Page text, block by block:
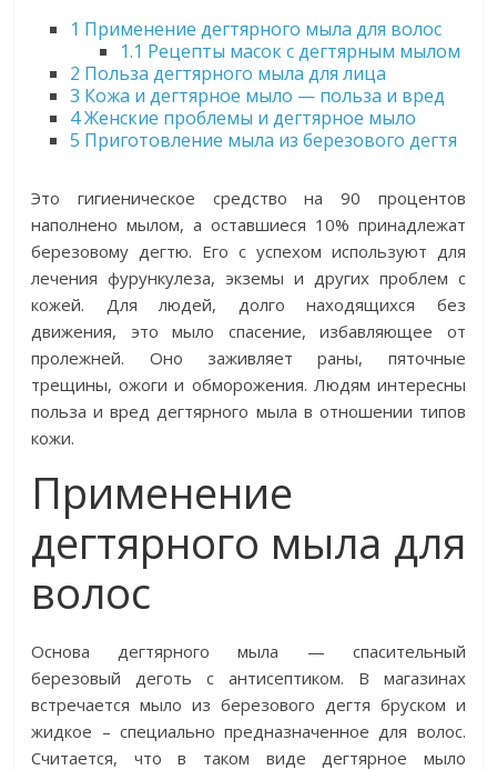
1 Применение дегтярного мыла для волос
1.1 Рецепты масок с дегтярным мылом
2 Польза дегтярного мыла для лица
3 Кожа и дегтярное мыло — польза и вред
4Женские проблемы и дегтярное мыло
5 Приготовление мыла из березового дегтя
Это гигиеническое средство на 90 процентов
наполнено мылом, а оставшиеся 10% принадлежат
березовому дегтю. Его с успехом используют для
лечения фурункулеза, экземы и других проблем с
кожей. Для людей, долго находящихся без
движения, это мыло спасение, избавляющее от
пролежней. Оно заживляет раны, пяточные
трещины, ожоги и обморожения. Людям интересны
польза и вред дегтярного мыла в отношении типов
кожи.
Применение
дегтярного мыла для
волос
Основа дегтярного мыла — спасительный
березовый деготь с антисептиком. В магазинах
встречается мыло из березового дегтя бруском и
жидкое – специально предназначенное для волос.
Считается, что в таком виде дегтярное мыло